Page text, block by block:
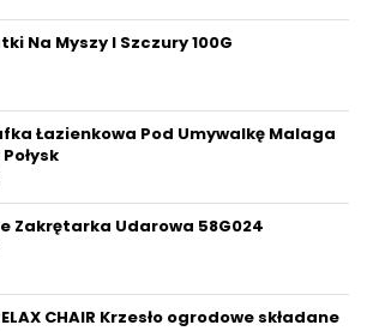
Na Myszy I Szczury 100G
Łazienkowa Pod Umywalkę Malaga
Zakrętarka Udarowa 58G024
CHAIR Krzesło ogrodowe składane